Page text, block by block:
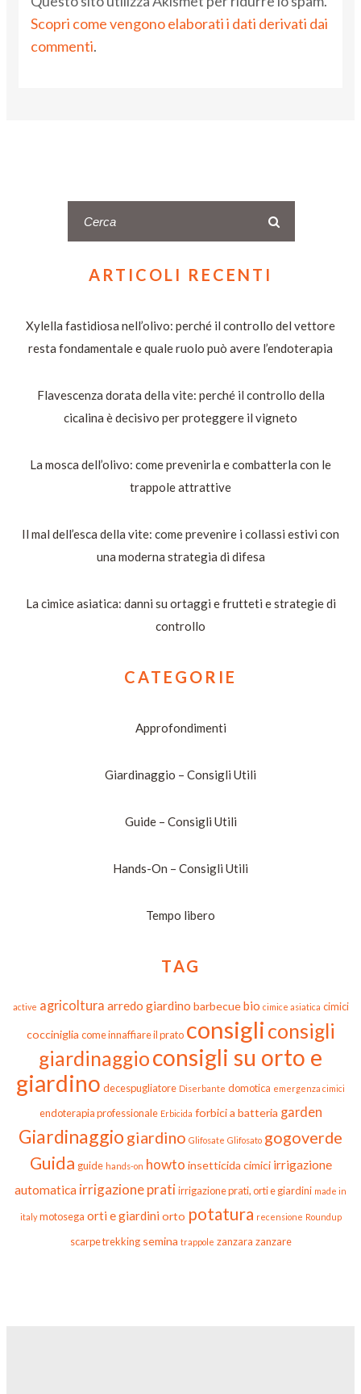
Scopri come vengono elaborati i dati derivati dai
commenti.
ARTICOLI RECENTI
Xylella fastidiosa nell’olivo: perché il controllo del vettore
resta fondamentale e quale ruolo può avere l’endoterapia
Flavescenza dorata della vite: perché il controllo della
cicalina è decisivo per proteggere il vigneto
La mosca dell’olivo: come prevenirla e combatterla con le
trappole attrattive
Il mal dell’esca della vite: come prevenire i collassi estivi con
una moderna strategia di difesa
La cimice asiatica: danni su ortaggi e frutteti e strategie di
controllo
CATEGORIE
Approfondimenti
Giardinaggio – Consigli Utili
Guide – Consigli Utili
Hands-On – Consigli Utili
Tempo libero
TAG
active agricoltura arredo giardino barbecue bio cimice asiatica cimici
cocciniglia come innaffiare il prato consigli consigli
giardinaggioconsigli su orto e
giardino decespugliatore Diserbante domotica emergenza cimici
endoterapia professionale Erbicida forbici a batteria garden
Giardinaggio giardino Glifosate Glifosato gogoverde
Guida guide hands-on howto insetticida cimici irrigazione
automatica irrigazione pratiirrigazione prati, orti e giardini made in
italy motosega orti e giardini orto potatura recensione Roundup
scarpe trekking semina trappole zanzara zanzare